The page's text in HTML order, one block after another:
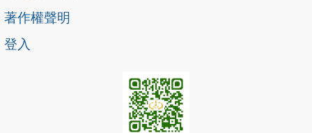
著作權聲明
登入